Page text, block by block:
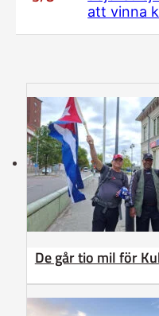
att vinna
De går tio mil för